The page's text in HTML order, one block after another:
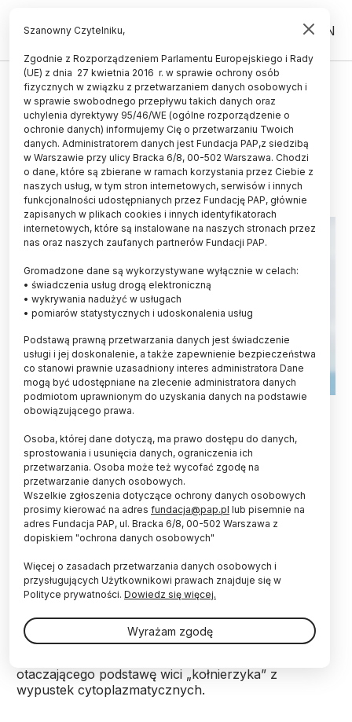
PL EN
ŚWIAT
Mysz na miarę możliwości
pierwotniaka
25.11.2024
aktualizacja: 25.11.2024
2 minuty czytania
Fot. Adobe Stock
Udało się odtworzyć komórki macierzyste myszy
za pomocą genetycznych narzędzi typowych dla
pierwotniaków - informuje pismo „Nature
Communications”.
Dr Alex de Mendoza z Queen Mary University of
London współpracował z badaczami z University of
Hong Kong, aby wykorzystać gen Sox znaleziony u
wiciowców kołnierzykowych (Choanoflagellata).
Choanoflagellata to jednokomórkowe organizmy
żyjące w wodzie – pływają dzięki pojedynczej, długiej
otaczającego podstawę wici „kołnierzyka” z
wypustek cytoplazmatycznych.
Szanowny Czytelniku,
Zgodnie z Rozporządzeniem Parlamentu Europejskiego i Rady
(UE) z dnia 27 kwietnia 2016 r. w sprawie ochrony osób
fizycznych w związku z przetwarzaniem danych osobowych i
w sprawie swobodnego przepływu takich danych oraz
uchylenia dyrektywy 95/46/WE (ogólne rozporządzenie o
ochronie danych) informujemy Cię o przetwarzaniu Twoich
danych. Administratorem danych jest Fundacja PAP,z siedzibą
w Warszawie przy ulicy Bracka 6/8, 00-502 Warszawa. Chodzi
o dane, które są zbierane w ramach korzystania przez Ciebie z
naszych usług, w tym stron internetowych, serwisów i innych
funkcjonalności udostępnianych przez Fundację PAP, głównie
zapisanych w plikach cookies i innych identyfikatorach
internetowych, które są instalowane na naszych stronach przez
nas oraz naszych zaufanych partnerów Fundacji PAP.
Gromadzone dane są wykorzystywane wyłącznie w celach:
• świadczenia usług drogą elektroniczną
• wykrywania nadużyć w usługach
• pomiarów statystycznych i udoskonalenia usług
Podstawą prawną przetwarzania danych jest świadczenie
usługi i jej doskonalenie, a także zapewnienie bezpieczeństwa
co stanowi prawnie uzasadniony interes administratora Dane
mogą być udostępniane na zlecenie administratora danych
podmiotom uprawnionym do uzyskania danych na podstawie
obowiązującego prawa.
Osoba, której dane dotyczą, ma prawo dostępu do danych,
sprostowania i usunięcia danych, ograniczenia ich
przetwarzania. Osoba może też wycofać zgodę na
przetwarzanie danych osobowych.
Wszelkie zgłoszenia dotyczące ochrony danych osobowych
prosimy kierować na adres fundacja@pap.pl lub pisemnie na
adres Fundacja PAP, ul. Bracka 6/8, 00-502 Warszawa z
dopiskiem "ochrona danych osobowych"
Więcej o zasadach przetwarzania danych osobowych i
przysługujących Użytkownikowi prawach znajduje się w
Polityce prywatności. Dowiedz się więcej.
Wyrażam zgodę